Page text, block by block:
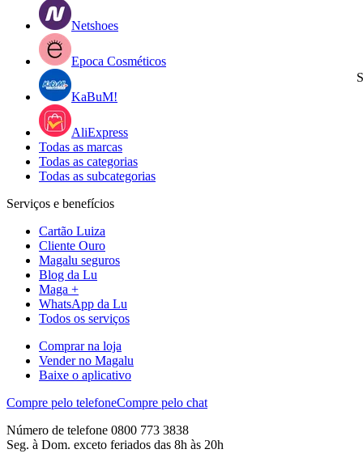
Netshoes
Epoca Cosméticos
KaBuM!
AliExpress
Todas as marcas
Todas as categorias
Todas as subcategorias
Serviços e benefícios
Cartão Luiza
Cliente Ouro
Magalu seguros
Blog da Lu
Maga +
WhatsApp da Lu
Todos os serviços
Comprar na loja
Vender no Magalu
Baixe o aplicativo
Compre pelo telefoneCompre pelo chat
Número de telefone 0800 773 3838
Seg. à Dom. exceto feriados das 8h às 20h